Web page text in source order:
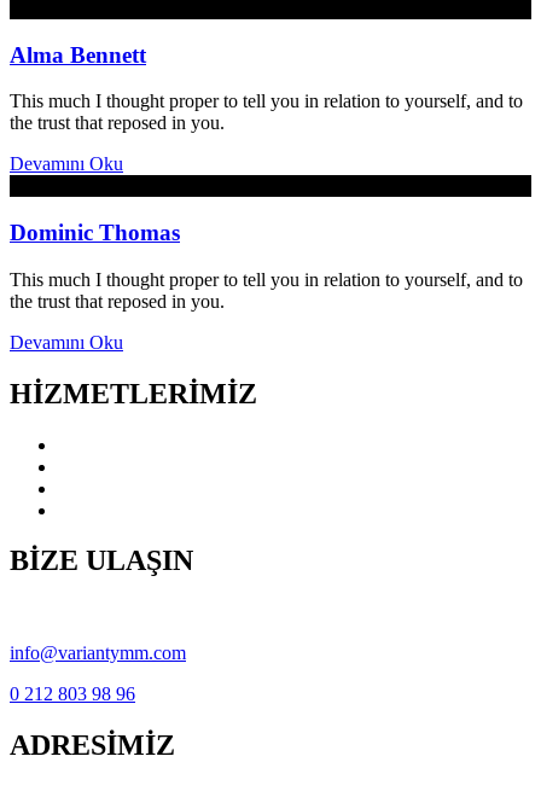
Alma Bennett
This much I thought proper to tell you in relation to yourself, and to
the trust that reposed in you.
Devamını Oku
Dominic Thomas
This much I thought proper to tell you in relation to yourself, and to
the trust that reposed in you.
Devamını Oku
HİZMETLERİMİZ
BİZE ULAŞIN
info@variantymm.com
0 212 803 98 96
ADRESİMİZ